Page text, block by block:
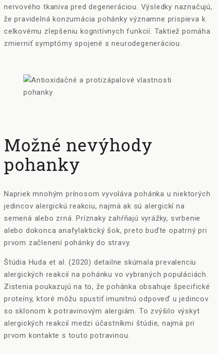
nervového tkaniva pred degeneráciou. Výsledky naznačujú,
že pravidelná konzumácia pohánky významne prispieva k
celkovému zlepšeniu kognitívnych funkcií. Taktiež pomáha
zmierniť symptómy spojené s neurodegeneráciou.
Možné nevýhody
pohanky
Napriek mnohým prínosom vyvoláva pohánka u niektorých
jedincov alergickú reakciu, najmä ak sú alergickí na
semená alebo zrná. Príznaky zahŕňajú vyrážky, svrbenie
alebo dokonca anafylaktický šok, preto buďte opatrný pri
prvom začlenení pohánky do stravy.
Štúdia Huda et al. (2020) detailne skúmala prevalenciu
alergických reakcií na pohánku vo vybraných populáciách.
Zistenia poukazujú na to, že pohánka obsahuje špecifické
proteíny, ktoré môžu spustiť imunitnú odpoveď u jedincov
so sklonom k potravinovým alergiám. To zvýšilo výskyt
alergických reakcií medzi účastníkmi štúdie, najmä pri
prvom kontakte s touto potravinou.